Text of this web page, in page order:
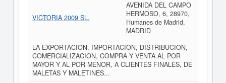
VICTORIA 2009 SL.
AVENIDA DEL CAMPO
HERMOSO, 6, 28970,
Humanes de Madrid,
MADRID
LA EXPORTACION, IMPORTACION, DISTRIBUCION,
COMERCIALIZACION, COMPRA Y VENTA AL POR
MAYOR Y AL POR MENOR, A CLIENTES FINALES, DE
MALETAS Y MALETINES...